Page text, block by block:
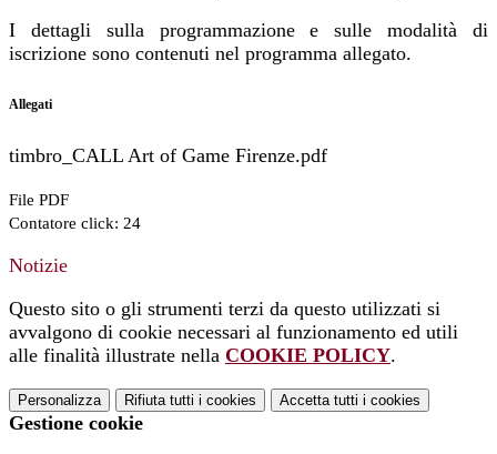
I dettagli sulla programmazione e sulle modalità di
iscrizione sono contenuti nel programma allegato.
Allegati
timbro_CALL Art of Game Firenze.pdf
File PDF
Contatore click: 24
Notizie
Questo sito o gli strumenti terzi da questo utilizzati si
avvalgono di cookie necessari al funzionamento ed utili
alle finalità illustrate nella COOKIE POLICY.
Personalizza Rifiuta tutti i cookies Accetta tutti i cookies
Gestione cookie